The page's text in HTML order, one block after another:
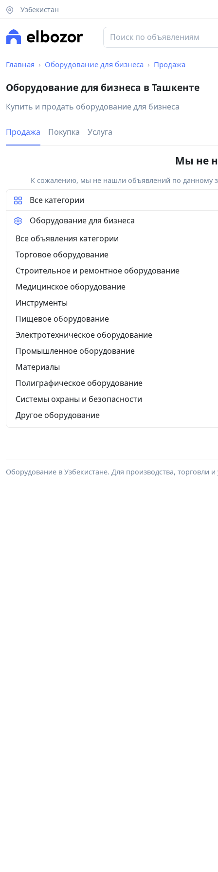
Узбекистан
Главная Оборудование для бизнеса Продажа
Оборудование для бизнеса в Ташкенте
Купить и продать оборудование для бизнеса
Продажа Покупка Услуга
Мы не
К сожалению, мы не нашли объявлений по данному
Все категории
Оборудование для бизнеса
Все объявления категории
Торговое оборудование
Строительное и ремонтное оборудование
Медицинское оборудование
Инструменты
Пищевое оборудование
Электротехническое оборудование
Промышленное оборудование
Материалы
Полиграфическое оборудование
Системы охраны и безопасности
Другое оборудование
Оборудование в Узбекистане. Для производства, торговли